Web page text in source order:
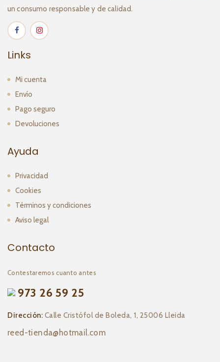
un consumo responsable y de calidad.
Links
Mi cuenta
Envío
Pago seguro
Devoluciones
Ayuda
Privacidad
Cookies
Términos y condiciones
Aviso legal
Contacto
Contestaremos cuanto antes
973 26 59 25
Dirección: Calle Cristófol de Boleda, 1, 25006 Lleida
reed-tienda@hotmail.com